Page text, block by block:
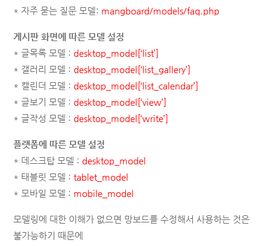
* 자주 묻는 질문 모델: mangboard/models/faq.php
게시판 화면에 따른 모델 설정
* 글목록 모델 : desktop_model[‘list’]
* 갤러리 모델 : desktop_model[‘list_gallery’]
* 캘린더 모델 : desktop_model[‘list_calendar’]
* 글보기 모델 : desktop_model[‘view’]
* 글작성 모델 : desktop_model[‘write’]
플랫폼에 따른 모델 설정
* 데스크탑 모델 : desktop_model
* 태블릿 모델 : tablet_model
* 모바일 모델 : mobile_model
모델링에 대한 이해가 없으면 망보드를 수정해서 사용하는 것은
불가능하기 때문에